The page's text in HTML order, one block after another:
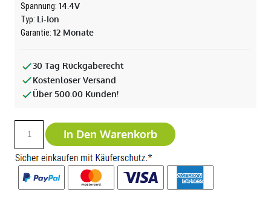
Spannung: 14.4V
Typ: Li-Ion
Garantie: 12 Monate
30 Tag Rückgaberecht
Kostenloser Versand
Über 500.00 Kunden!
In Den Warenkorb